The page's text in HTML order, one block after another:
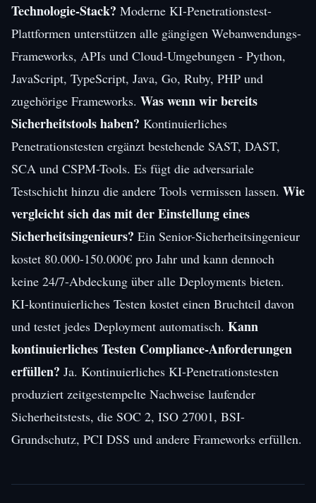
Technologie-Stack? Moderne KI-Penetrationstest-
Plattformen unterstützen alle gängigen Webanwendungs-
Frameworks, APIs und Cloud-Umgebungen - Python,
JavaScript, TypeScript, Java, Go, Ruby, PHP und
zugehörige Frameworks. Was wenn wir bereits
Sicherheitstools haben? Kontinuierliches
Penetrationstesten ergänzt bestehende SAST, DAST,
SCA und CSPM-Tools. Es fügt die adversariale
Testschicht hinzu die andere Tools vermissen lassen. Wie
vergleicht sich das mit der Einstellung eines
Sicherheitsingenieurs? Ein Senior-Sicherheitsingenieur
kostet 80.000-150.000€ pro Jahr und kann dennoch
keine 24/7-Abdeckung über alle Deployments bieten.
KI-kontinuierliches Testen kostet einen Bruchteil davon
und testet jedes Deployment automatisch. Kann
kontinuierliches Testen Compliance-Anforderungen
erfüllen? Ja. Kontinuierliches KI-Penetrationstesten
produziert zeitgestempelte Nachweise laufender
Sicherheitstests, die SOC 2, ISO 27001, BSI-
Grundschutz, PCI DSS und andere Frameworks erfüllen.